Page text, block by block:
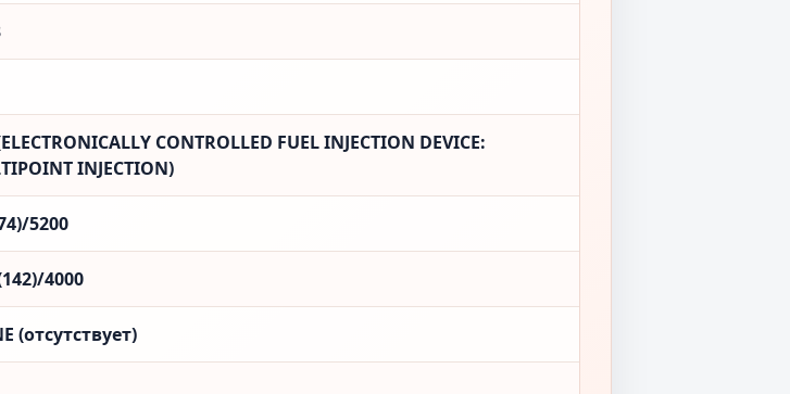
CONTROLLED FUEL INJECTION DEVICE:
INJECTION)
5200
4000
(отсутствует)